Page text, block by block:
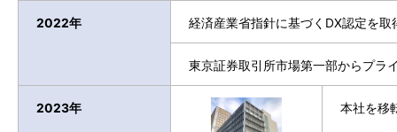
2022年 経済産業省指針に基づくDX認定を取
東京証券取引所市場第一部からプラ
2023年 本社を移